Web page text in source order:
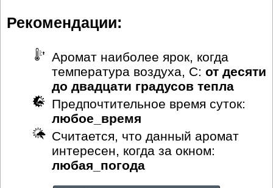
Рекомендации:
Аромат наиболее ярок, когда
температура воздуха, С: от десяти
до двадцати градусов тепла
Предпочтительное время суток:
любое_время
Считается, что данный аромат
интересен, когда за окном:
любая_погода